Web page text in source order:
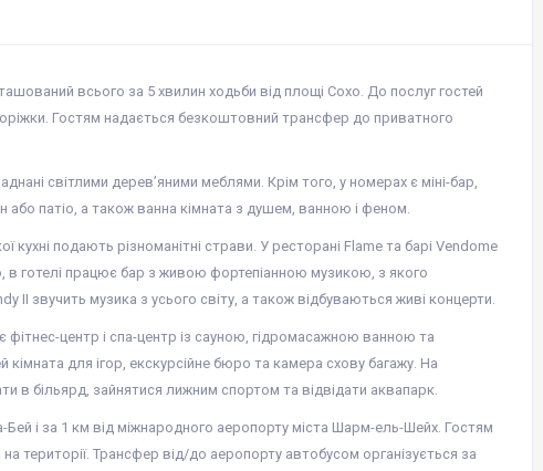
всього за 5 хвилин ходьби від площі Сохо. До послуг гостей
Гостям надається безкоштовний трансфер до приватного
світлими дерев’яними меблями. Крім того, у номерах є міні-бар,
або патіо, а також ванна кімната з душем, ванною і феном.
кухні подають різноманітні страви. У ресторані Flame та барі Vendome
в готелі працює бар з живою фортепіанною музикою, з якого
II звучить музика з усього світу, а також відбуваються живі концерти.
фітнес-центр і спа-центр із сауною, гідромасажною ванною та
для ігор, екскурсійне бюро та камера схову багажу. На
в більярд, зайнятися лижним спортом та відвідати аквапарк.
Бей і за 1 км від міжнародного аеропорту міста Шарм-ель-Шейх. Гостям
території. Трансфер від/до аеропорту автобусом організується за